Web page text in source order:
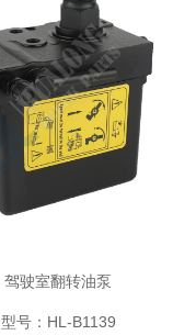
驾驶室翻转油泵
型号：HL-B1139